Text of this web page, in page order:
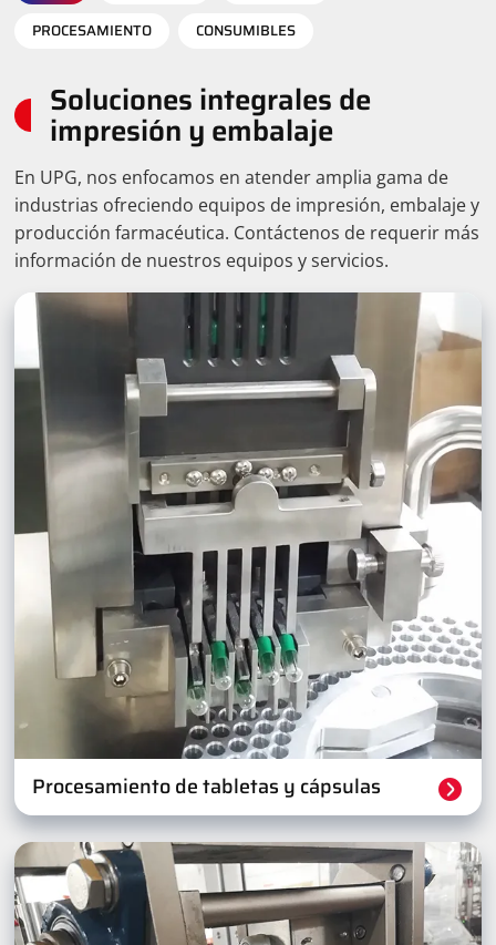
PROCESAMIENTO CONSUMIBLES
Soluciones integrales de
impresión y embalaje
En UPG, nos enfocamos en atender amplia gama de
industrias ofreciendo equipos de impresión, embalaje y
producción farmacéutica. Contáctenos de requerir más
información de nuestros equipos y servicios.
Procesamiento de tabletas y cápsulas